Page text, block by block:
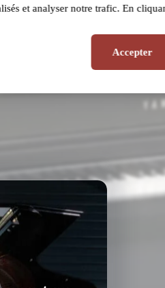
et analyser notre trafic. En
Accepter